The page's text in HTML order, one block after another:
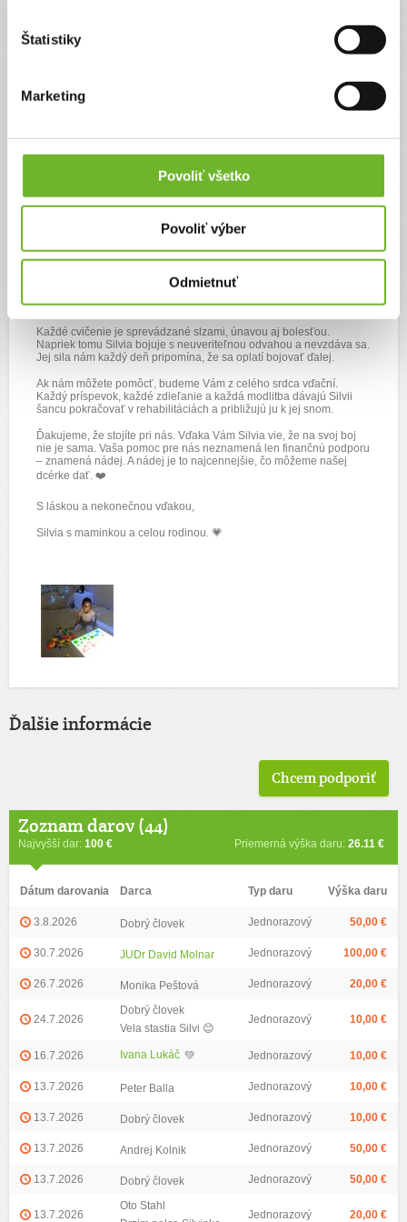
Štatistiky
Marketing
Povoliť všetko
Povoliť výber
Odmietnuť
každý rodič sníva o tom, že uvidí svoje dieťa bezstarostne behať,
prianím je, aby Silvia napredovala, aby ju každý malý pokrok
rehabilitácie. Sú pre Silviu náročné, no zároveň predstavujú nádej.
každodenný boj prinesie ovocie.
Každé cvičenie je sprevádzané slzami, únavou aj bolesťou.
Napriek tomu Silvia bojuje s neuveriteľnou odvahou a nevzdáva sa.
Jej sila nám každý deň pripomína, že sa oplatí bojovať ďalej.
Ak nám môžete pomôcť, budeme Vám z celého srdca vďační.
Každý príspevok, každé zdieľanie a každá modlitba dávajú Silvii
šancu pokračovať v rehabilitáciách a približujú ju k jej snom.
Ďakujeme, že stojíte pri nás. Vďaka Vám Silvia vie, že na svoj boj
nie je sama. Vaša pomoc pre nás neznamená len finančnú podporu
– znamená nádej. A nádej je to najcennejšie, čo môžeme našej
dcérke dať. ❤️
S láskou a nekonečnou vďakou,
Silvia s maminkou a celou rodinou. 💗
Ďalšie informácie
Chcem podporiť
Zoznam darov (44)
Najvyšší dar: 100 € Priemerná výška daru: 26.11 €
Dátum darovania Darca Typ daru Výška daru
3.8.2026 Dobrý človek Jednorazový 50,00 €
30.7.2026 JUDr David Molnar Jednorazový 100,00 €
26.7.2026 Monika Peštová Jednorazový 20,00 €
24.7.2026
Dobrý človek
Vela stastia Silvi 😊
Jednorazový 10,00 €
16.7.2026 Ivana Lukáč 💚 Jednorazový 10,00 €
13.7.2026 Peter Balla Jednorazový 10,00 €
13.7.2026 Dobrý človek Jednorazový 10,00 €
13.7.2026 Andrej Kolnik Jednorazový 50,00 €
13.7.2026 Dobrý človek Jednorazový 50,00 €
13.7.2026
Oto Stahl
Jednorazový 20,00 €